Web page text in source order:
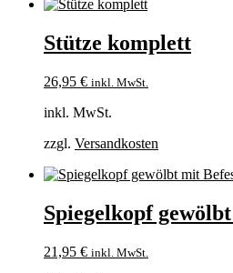
Stütze komplett
26,95 € inkl. MwSt.
inkl. MwSt.
zzgl. Versandkosten
Spiegelkopf
21,95 € inkl. MwSt.